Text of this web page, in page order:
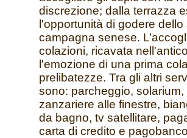
discrezione; dalla terrazza
l'opportunità di godere
campagna senese.
colazioni, ricavata
l'emozione di una prima
prelibatezze. Tra gli altri
sono: parcheggio, solarium,
zanzariere alle finestre,
da bagno, tv satellitare,
carta di credito e